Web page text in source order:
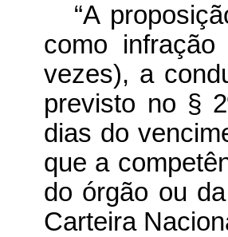
“A
como
vezes), a
previsto no §
dias do
que a
do órgão ou
Carteira